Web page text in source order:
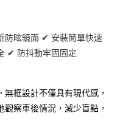
防眩鏡面 ✔ 安裝簡單快速
✔ 防抖動牢固固定
框設計不僅具有現代感，
察車後情況，減少盲點，